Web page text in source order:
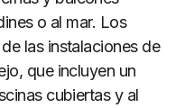
o al mar. Los
las instalaciones de
que incluyen un
cubiertas y al